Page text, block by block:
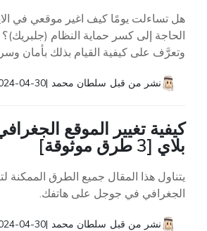
الحاجة إلى كسر حماية النظام (جلبريك)؟
وتعرَّف على كيفية القيام بذلك بأمان
نشر من قبل سلطان محمد |
04-30 18:54:06
كيفية تغيير الموقع
بلاي [3 طرق موثوقة]
يتناول هذا المقال جميع الطرق الممكنة
الجغرافي في جوجل على هاتفك.
نشر من قبل سلطان محمد |
04-30 18:52:05